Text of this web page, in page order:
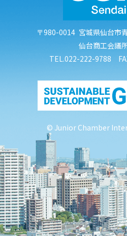
〒980-0014 宮城県仙台市
仙台商工会議
TEL.022-222-9788
© Junior Chamber